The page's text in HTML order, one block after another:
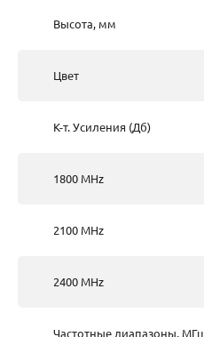
Высота, мм
Цвет
К-т. Усиления (Дб)
1800 MHz
2100 MHz
2400 MHz
Частотные диапазоны, МГц